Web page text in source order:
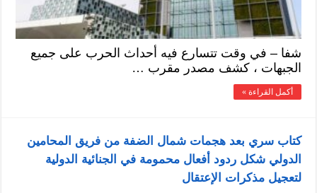
شفا – في وقت تتسارع فيه أحداث الحرب على جميع
الجبهات ، كشف مصدر مقرب …
أكمل القراءة »
كتاب سري بعد هجمات شمال الضفة من فريق المحامين
الدولي شكل ردود أفعال محمومة في الجنائية الدولية
لتعجيل مذكرات الإعتقال